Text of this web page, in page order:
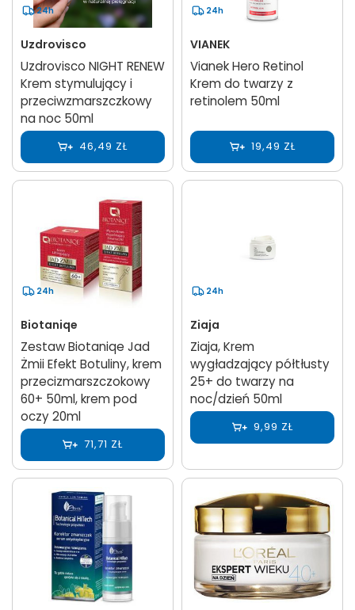
24h
Uzdrovisco
Uzdrovisco NIGHT RENEW
Krem stymulujący i
przeciwzmarszczkowy
na noc 50ml
46,49 ZŁ
24h
VIANEK
Vianek Hero Retinol
Krem do twarzy z
retinolem 50ml
19,49 ZŁ
24h
Biotaniqe
Zestaw Biotaniqe Jad
Żmii Efekt Botuliny, krem
przecizmarszczokowy
60+ 50ml, krem pod
oczy 20ml
71,71 ZŁ
24h
Ziaja
Ziaja, Krem
wygładzający półtłusty
25+ do twarzy na
noc/dzień 50ml
9,99 ZŁ